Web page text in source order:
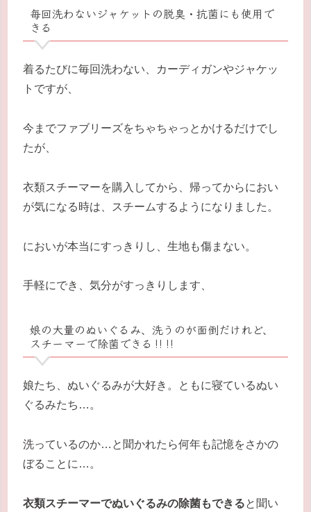
毎回洗わないジャケットの脱臭・抗菌にも使用で
きる
着るたびに毎回洗わない、カーディガンやジャケッ
トですが、
今までファブリーズをちゃちゃっとかけるだけでし
たが、
衣類スチーマーを購入してから、帰ってからにおい
が気になる時は、スチームするようになりました。
においが本当にすっきりし、生地も傷まない。
手軽にでき、気分がすっきりします、
娘の大量のぬいぐるみ、洗うのが面倒だけれど、
スチーマーで除菌できる‼‼
娘たち、ぬいぐるみが大好き。ともに寝ているぬい
ぐるみたち…。
洗っているのか…と聞かれたら何年も記憶をさかの
ぼることに…。
衣類スチーマーでぬいぐるみの除菌もできると聞い